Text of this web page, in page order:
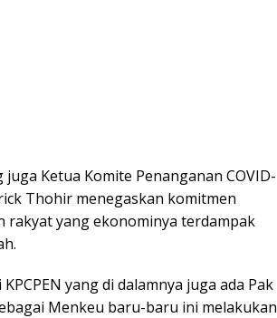
Ketua Komite Penanganan COVID-
Thohir menegaskan komitmen
rakyat yang ekonominya terdampak
yang di dalamnya juga ada Pak
Menkeu baru-baru ini melakukan